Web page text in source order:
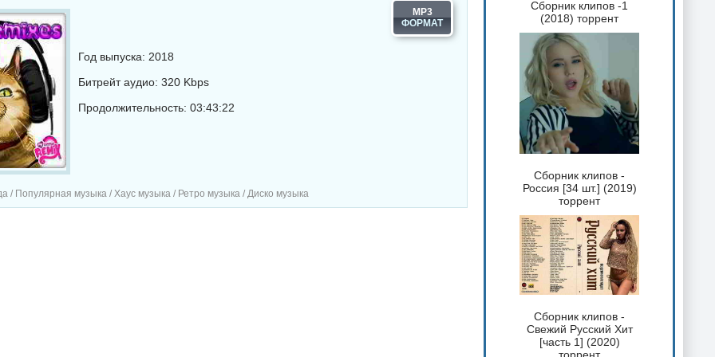
MP3
Год выпуска: 2018
Битрейт аудио: 320 Kbps
Продолжительность: 03:43:22
/ Популярная музыка / Хаус музыка / Ретро музыка / Диско музыка
Сборник клипов -1
(2018) торрент
Сборник клипов -
Россия [34 шт.] (2019)
торрент
Сборник клипов -
Свежий Русский Хит
[часть 1] (2020)